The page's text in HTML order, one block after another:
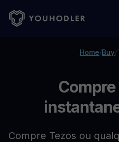
Home/Buy/
Compre Tezos ou